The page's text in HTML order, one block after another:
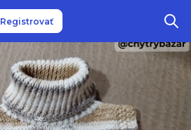
Registrovať